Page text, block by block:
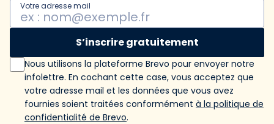
Votre adresse mail
S’inscrire gratuitement
Nous utilisons la plateforme Brevo pour envoyer notre
infolettre. En cochant cette case, vous acceptez que
votre adresse mail et les données que vous avez
fournies soient traitées conformément à la politique de
confidentialité de Brevo.